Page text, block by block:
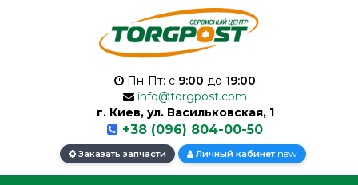
Пн-Пт: с 9:00 до 19:00
info@torgpost.com
г. Киев, ул. Васильковская, 1
+38 (096) 804-00-50
Заказать запчасти Личный кабинет new